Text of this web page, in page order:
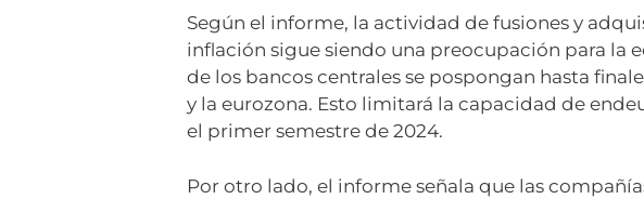
Según el informe, la actividad de fusiones y
inflación sigue siendo una preocupación para la
de los bancos centrales se pospongan hasta
y la eurozona. Esto limitará la capacidad de
el primer semestre de 2024.
Por otro lado, el informe señala que las